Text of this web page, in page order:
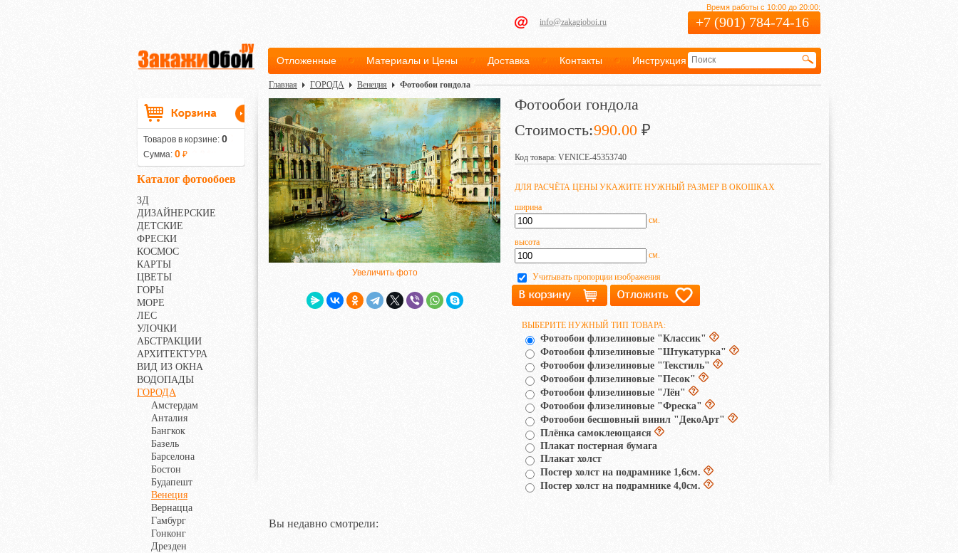
info@zakagioboi.ru
Время работы с 10:00 до 20:00:
+7 (901) 784-74-16
Отложенные Материалы и Цены Доставка Контакты Инструкция
Товаров в корзине: 0
Сумма: 0 ₽
Каталог фотообоев
3Д
ДИЗАЙНЕРСКИЕ
ДЕТСКИЕ
ФРЕСКИ
КОСМОС
КАРТЫ
ЦВЕТЫ
ГОРЫ
МОРЕ
ЛЕС
УЛОЧКИ
АБСТРАКЦИИ
АРХИТЕКТУРА
ВИД ИЗ ОКНА
ВОДОПАДЫ
ГОРОДА
Амстердам
Анталия
Бангкок
Базель
Барселона
Бостон
Будапешт
Венеция
Вернацца
Гамбург
Гонконг
Дрезден
Главная ГОРОДА Венеция Фотообои гондола
Увеличить фото
Фотообои гондола
Стоимость:990.00 ₽
Код товара: VENICE-45353740
ДЛЯ РАСЧЁТА ЦЕНЫ УКАЖИТЕ НУЖНЫЙ РАЗМЕР В ОКОШКАХ
ширина
см.
высота
см.
Учитывать пропорции изображения
ВЫБЕРИТЕ НУЖНЫЙ ТИП ТОВАРА:
Фотообои флизелиновые "Классик"
Фотообои флизелиновые "Штукатурка"
Фотообои флизелиновые "Текстиль"
Фотообои флизелиновые "Песок"
Фотообои флизелиновые "Лён"
Фотообои флизелиновые "Фреска"
Фотообои бесшовный винил "ДекоАрт"
Плёнка самоклеющаяся
Плакат постерная бумага
Плакат холст
Постер холст на подрамнике 1,6см.
Постер холст на подрамнике 4,0см.
Вы недавно смотрели: